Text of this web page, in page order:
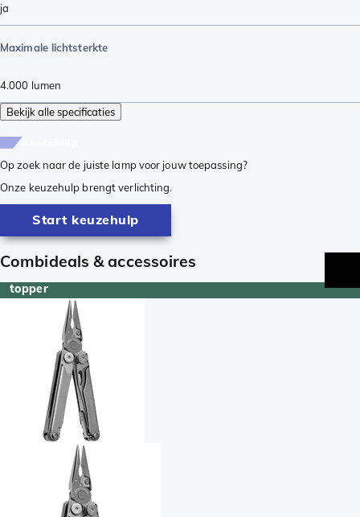
ja
Maximale lichtsterkte
4.000 lumen
Bekijk alle specificaties
Op zoek naar de juiste lamp voor jouw toepassing?
Onze keuzehulp brengt verlichting.
Start keuzehulp
Combideals & accessoires
topper